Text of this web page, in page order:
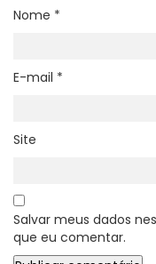
Nome *
E-mail *
Site
Salvar meus dados
que eu comentar.